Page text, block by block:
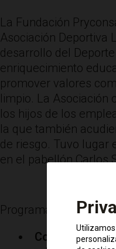
La Fundación
Asociación Deportiva
desarrollo del
enriquecimiento
promover valores
limpio. La Asociación
los hijos de los
la que también
de riesgo. Tuvo lugar
en el pabellón Carlos
Programa:
Concurso de